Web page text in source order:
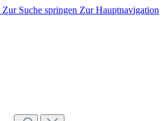
Zur Suche springen Zur Hauptnavigation